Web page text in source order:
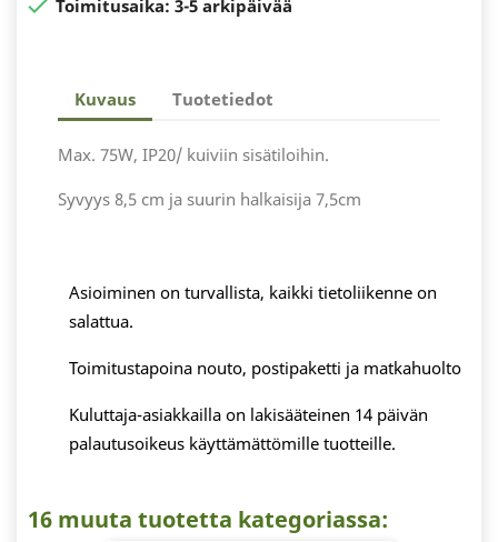
 Toimitusaika: 3-5 arkipäivää
Kuvaus Tuotetiedot
Max. 75W, IP20/ kuiviin sisätiloihin.
Syvyys 8,5 cm ja suurin halkaisija 7,5cm
Asioiminen on turvallista, kaikki tietoliikenne on
salattua.
Toimitustapoina nouto, postipaketti ja matkahuolto
Kuluttaja-asiakkailla on lakisääteinen 14 päivän
palautusoikeus käyttämättömille tuotteille.
16 muuta tuotetta kategoriassa: